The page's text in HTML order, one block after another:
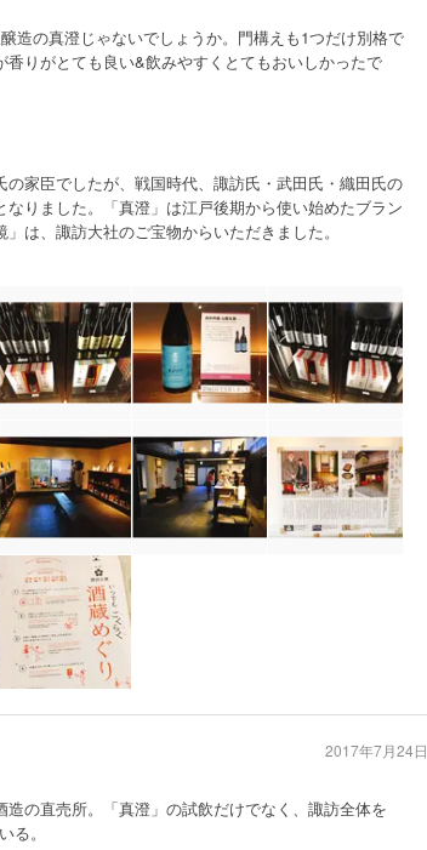
造の真澄じゃないでしょうか。門構えも1つだけ別格で
りがとても良い&飲みやすくとてもおいしかったで
家臣でしたが、戦国時代、諏訪氏・武田氏・織田氏の
りました。「真澄」は江戸後期から使い始めたブラン
は、諏訪大社のご宝物からいただきました。
の直売所。「真澄」の試飲だけでなく、諏訪全体を
る。
2017年7月24日